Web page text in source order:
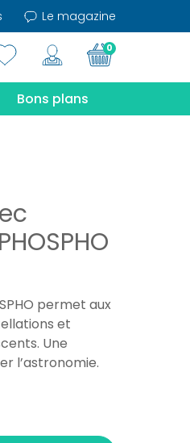
Le magazine
0
Bons plans
permet aux
et
Une
l’astronomie.